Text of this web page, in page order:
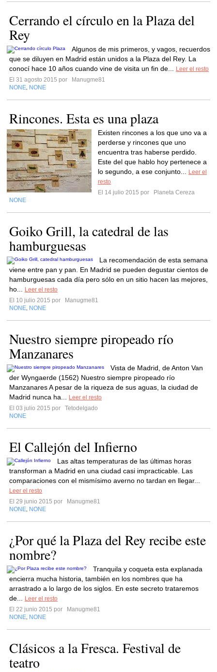
Cerrando el círculo en la Plaza del
Rey
Algunos de mis primeros, y vagos, recuerdos
que se diluyen en Madrid están unidos a la Plaza del Rey. La
conocí hace 10 años cuando vine de visita un fin de...
Leer el resto
El 31 agosto 2015 por
Manugme81
NONE NONE
Rincones. Esta es una plaza
Existen rincones a los que uno va a
perderse y rincones que uno
encuentra tras haberse perdido.
Este del que hablo hoy pertenece a
lo segundo, a ese conjunto...
Leer el
resto
El 14 julio 2015 por
Planeta Cereza
NONE
Goiko Grill, la catedral de las
hamburguesas
La recomendación de esta semana
viene entre pan y pan. En Madrid se pueden degustar cientos de
hamburguesas cada día pero sólo en un sitio hacen las mejores,
ho...
Leer el resto
El 10 julio 2015 por
Manugme81
NONE NONE
Nuestro siempre piropeado río
Manzanares
Vista de Madrid, de Anton Van
der Wyngaerde (1562) Nuestro siempre piropeado río
Manzanares A pesar de la riqueza de sus aguas, la ciudad de
Madrid nunca ha...
Leer el resto
El 03 julio 2015 por
Tetodelgado
NONE
El Callejón del Infierno
Las altas temperaturas de las últimas horas
transforman a Madrid en una ciudad casi impracticable. Las
comparaciones con el mismísimo averno no tardan en llegar...
Leer el resto
El 29 junio 2015 por
Manugme81
NONE NONE
¿Por qué la Plaza del Rey recibe este
nombre?
Tranquila y coqueta esta explanada
encierra mucha historia, también en los nombres que ha
arrastrado a lo largo de los siglos. En este secreto trataremos
de...
Leer el resto
El 22 junio 2015 por
Manugme81
NONE NONE
Clásicos a la Fresca. Festival de
teatro